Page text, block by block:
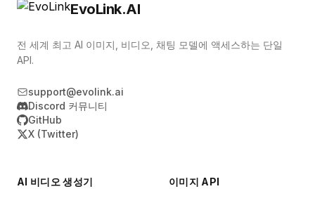
EvoLink.AI
전 세계 최고 AI 이미지, 비디오, 채팅 모델에 액세스하는 단일
API.
support@evolink.ai
Discord 커뮤니티
GitHub
X (Twitter)
AI 비디오 생성기 이미지 API